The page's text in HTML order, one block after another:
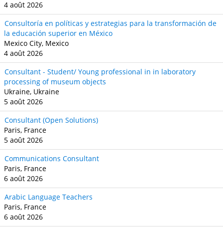
4 août 2026
Consultoría en políticas y estrategias para la transformación de
la educación superior en México
Mexico City, Mexico
4 août 2026
Consultant - Student/ Young professional in in laboratory
processing of museum objects
Ukraine, Ukraine
5 août 2026
Consultant (Open Solutions)
Paris, France
5 août 2026
Communications Consultant
Paris, France
6 août 2026
Arabic Language Teachers
Paris, France
6 août 2026